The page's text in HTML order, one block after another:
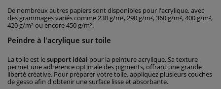
De nombreux autres papiers sont disponibles pour l'acrylique, avec
des grammages variés comme 230 g/m², 290 g/m², 360 g/m², 400 g/m²,
420 g/m² ou encore 450 g/m².
Peindre à l'acrylique sur toile
La toile est lesupport idéal pour la peinture acrylique. Sa texture
permet une adhérence optimale des pigments, offrant une grande
liberté créative. Pour préparer votre toile, appliquez plusieurs couches
de gesso afin d'obtenir une surface lisse et absorbante.